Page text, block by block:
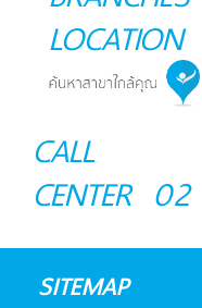
LOCATION
CALL
CENTER
SITEMAP